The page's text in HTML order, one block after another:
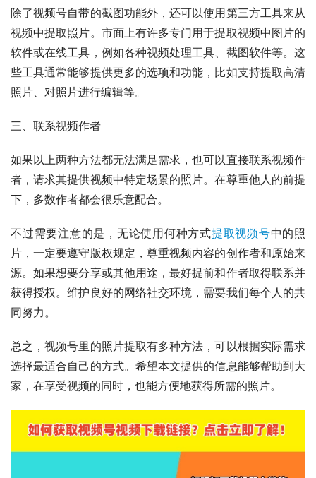
除了视频号自带的截图功能外，还可以使用第三方工具来从
视频中提取照片。市面上有许多专门用于提取视频中图片的
软件或在线工具，例如各种视频处理工具、截图软件等。这
些工具通常能够提供更多的选项和功能，比如支持提取高清
照片、对照片进行编辑等。
三、联系视频作者
如果以上两种方法都无法满足需求，也可以直接联系视频作
者，请求其提供视频中特定场景的照片。在尊重他人的前提
下，多数作者都会很乐意配合。
不过需要注意的是，无论使用何种方式提取视频号中的照
片，一定要遵守版权规定，尊重视频内容的创作者和原始来
源。如果想要分享或其他用途，最好提前和作者取得联系并
获得授权。维护良好的网络社交环境，需要我们每个人的共
同努力。
总之，视频号里的照片提取有多种方法，可以根据实际需求
选择最适合自己的方式。希望本文提供的信息能够帮助到大
家，在享受视频的同时，也能方便地获得所需的照片。